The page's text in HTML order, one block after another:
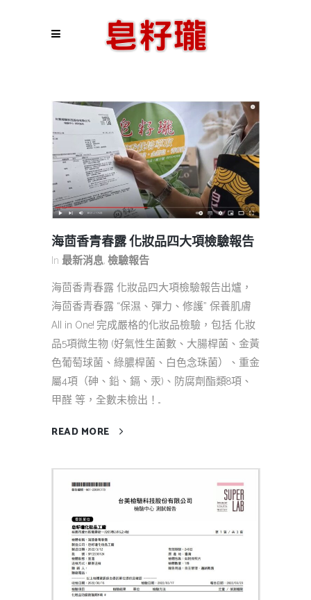
海茴香青春露 化妝品四大項檢驗報告
In 最新消息,檢驗報告
海茴香青春露 化妝品四大項檢驗報告出爐，
海茴香青春露 “保濕、彈力、修護” 保養肌膚
All in One! 完成嚴格的化妝品檢驗，包括 化妝
品5項微生物 (好氣性生菌數、大腸桿菌、金黃
色葡萄球菌、綠膿桿菌、白色念珠菌）、重金
屬4項（砷、鉛、鎘、汞)、防腐劑酯類8項、
甲醛 等，全數未檢出！...
READ MORE